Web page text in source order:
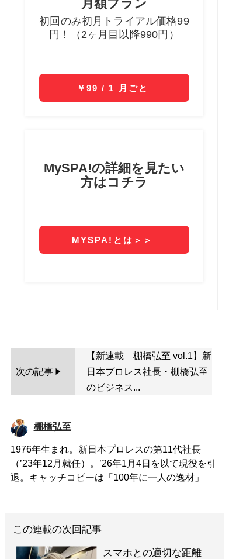
次の記事
【新連載 棚橋弘至 vol.1】新
日本プロレス社長・棚橋弘至
のビジネス...
棚橋弘至
1976年生まれ。新日本プロレスの第11代社長
（’23年12月就任）。’26年1月4日を以て現役を引
退。キャッチコピーは「100年に一人の逸材」
この連載の次回記事
スマホとの適切な距離